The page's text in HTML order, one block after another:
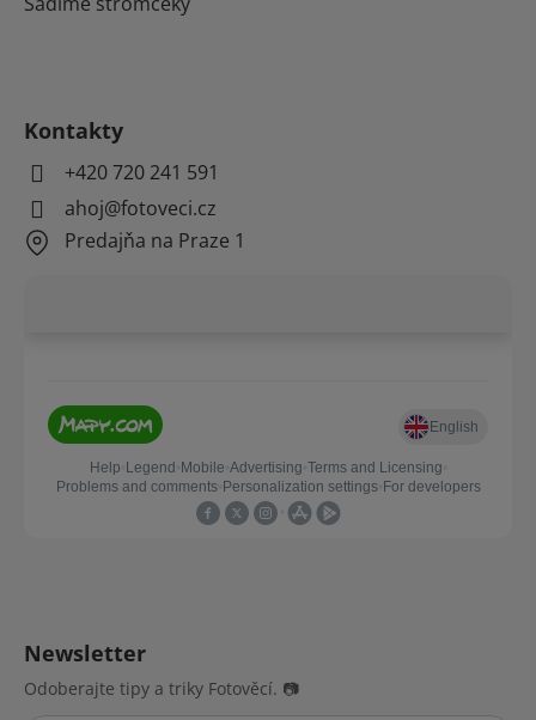
Kontakty
+420 720 241 591
ahoj@fotoveci.cz
Predajňa na Praze 1
Newsletter
Odoberajte tipy a triky Fotověcí. 📷